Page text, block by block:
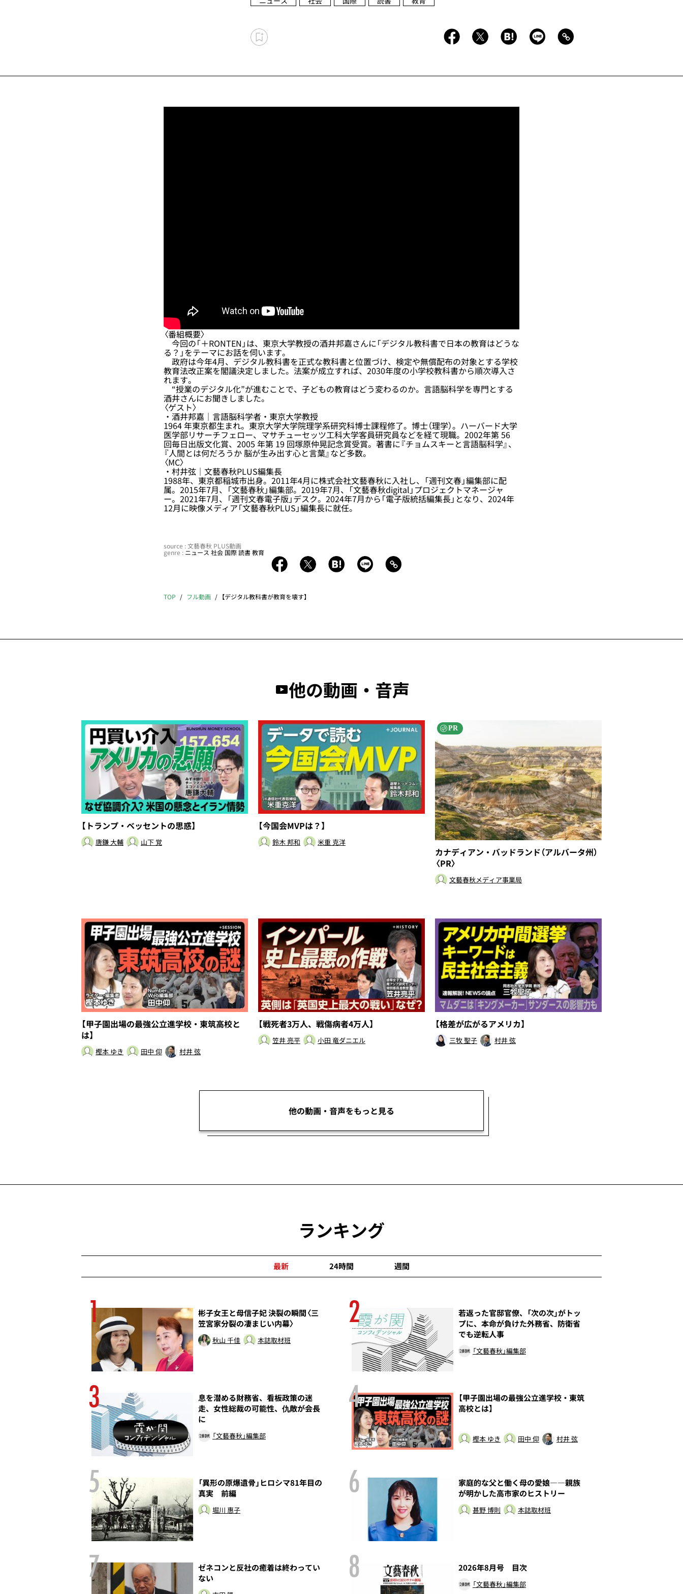
〈番組概要〉
今回の「＋RONTEN」は、東京大学教授の酒井邦嘉さんに「デジタル教科書で日本の教育はどうな
る？」をテーマにお話を伺います。
政府は今年4月、デジタル教科書を正式な教科書と位置づけ、検定や無償配布の対象とする学校
教育法改正案を閣議決定しました。法案が成立すれば、2030年度の小学校教科書から順次導入さ
れます。
“授業のデジタル化”が進むことで、子どもの教育はどう変わるのか。言語脳科学を専門とする
酒井さんにお聞きしました。
〈ゲスト〉
・酒井邦嘉｜言語脳科学者・東京大学教授
1964 年東京都生まれ。東京大学大学院理学系研究科博士課程修了。博士（理学）。ハーバード大学
医学部リサーチフェロー、マサチューセッツ工科大学客員研究員などを経て現職。2002年第 56
回毎日出版文化賞、2005 年第 19 回塚原仲晃記念賞受賞。著書に『チョムスキーと言語脳科学』、
『人間とは何だろうか 脳が生み出す心と言葉』など多数。
〈MC〉
・村井弦｜文藝春秋PLUS編集長
1988年、東京都稲城市出身。2011年4月に株式会社文藝春秋に入社し、「週刊文春」編集部に配
属。2015年7月、「文藝春秋」編集部。2019年7月、「文藝春秋digital」プロジェクトマネージャ
ー。2021年7月、「週刊文春電子版」デスク。2024年7月から「電子版統括編集長」となり、2024年
12月に映像メディア「文藝春秋PLUS」編集長に就任。
source : 文藝春秋 PLUS動画
genre : ニュース 社会 国際読書教育
TOP フル動画 【デジタル教科書が教育を壊す】
他の動画・音声
【トランプ・ベッセントの思惑】
唐鎌 大輔 山下 覚
【今国会MVPは？】
鈴木 邦和 米重 克洋
PR
カナディアン・バッドランド（アルバータ州）
〈PR〉
文藝春秋メディア事業局
【甲子園出場の最強公立進学校・東筑高校と
は】
樫本 ゆき 田中 仰 村井 弦
【戦死者3万人、戦傷病者4万人】
笠井 亮平 小田 竜ダニエル
【格差が広がるアメリカ】
三牧 聖子 村井 弦
他の動画・音声をもっと見る
ランキング
最新 24時間 週間
1
彬子女王と母信子妃 決裂の瞬間〈三
笠宮家分裂の凄まじい内幕〉
秋山 千佳 本誌取材班
2
若返った官邸官僚、「次の次」がトッ
プに、本命が負けた外務省、防衛省
でも逆転人事
「文藝春秋」編集部
3
息を潜める財務省、看板政策の迷
走、女性総裁の可能性、仇敵が会長
に
「文藝春秋」編集部
4
【甲子園出場の最強公立進学校・東筑
高校とは】
樫本 ゆき 田中 仰 村井 弦
5
「異形の原爆遺骨」ヒロシマ81年目の
真実 前編
堀川 惠子
6
家庭的な父と働く母の愛娘――親族
が明かした高市家のヒストリー
甚野 博則 本誌取材班
7
ゼネコンと反社の癒着は終わってい
ない
8 2026年8月号 目次
「文藝春秋」編集部